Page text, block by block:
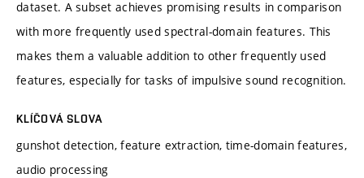
dataset. A subset achieves promising results in comparison
with more frequently used spectral-domain features. This
makes them a valuable addition to other frequently used
features, especially for tasks of impulsive sound recognition.
KLÍČOVÁ SLOVA
gunshot detection, feature extraction, time-domain features,
audio processing